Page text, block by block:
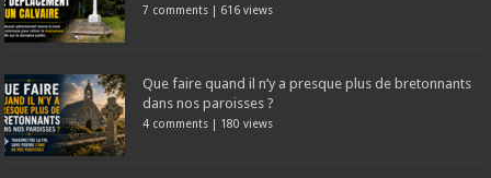
7 comments | 616 views
Que faire quand il n’y a presque plus de bretonnants
dans nos paroisses ?
4 comments | 180 views